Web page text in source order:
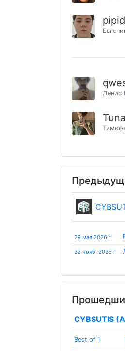
Денис
29 мая 2026 г.
22 нояб. 2025 г.
CYBSUTIS
Best of 1